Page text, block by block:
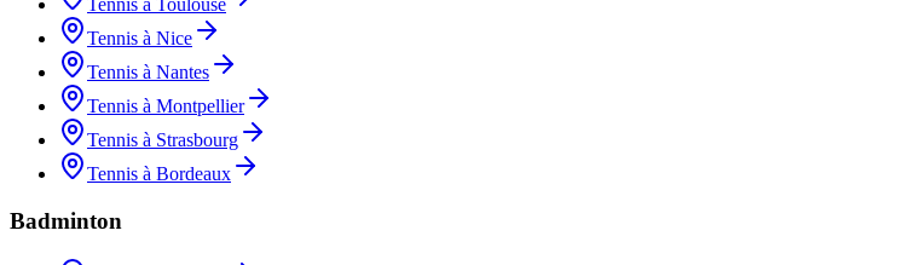
Tennis à Toulouse
Tennis à Nice
Tennis à Nantes
Tennis à Montpellier
Tennis à Strasbourg
Tennis à Bordeaux
Badminton